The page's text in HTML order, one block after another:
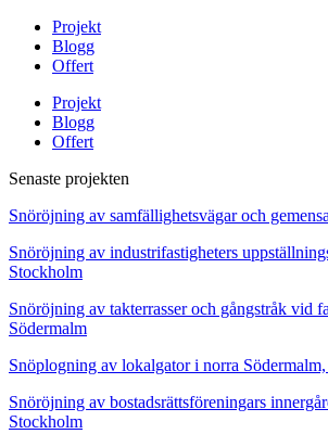
Projekt
Blogg
Offert
Projekt
Blogg
Offert
Senaste projekten
Snöröjning av samfällighetsvägar och
Snöröjning av industrifastigheters
Stockholm
Snöröjning av takterrasser och gångstråk vid
Södermalm
Snöplogning av lokalgator i norra
Snöröjning av bostadsrättsföreningars
Stockholm